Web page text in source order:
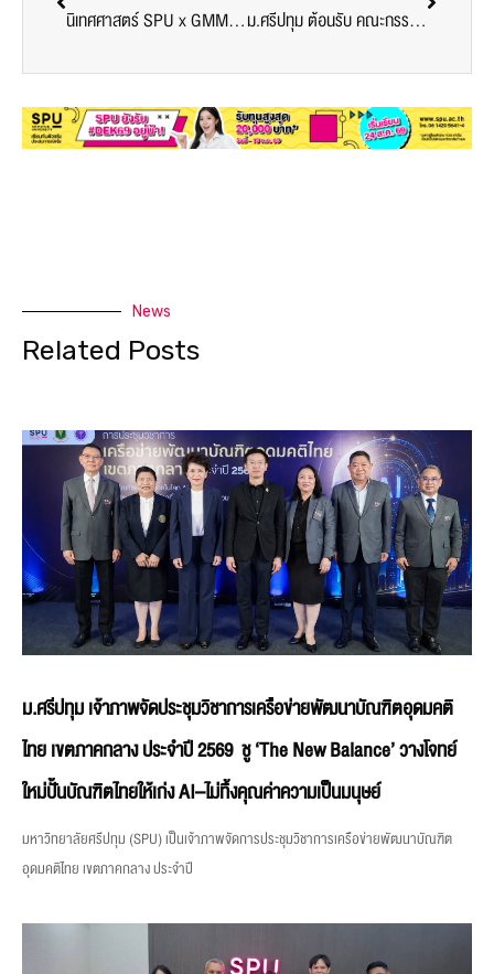
นิเทศศาสตร์ SPU x GMM GRAMMY จัด Master Class สุด Exclusive ให้ความรู้แบบจัดเต็ม
ม.ศรีปทุม ต้อนรับ คณะกรรมการฝ่ายการสังคมสงเคราะห์ มูลนิธิราชประชานุเคราะห์ฯ เยี่ยมเยือนนักศึกษาทุนพระราชทานฯ 2566
News
Related Posts
ม.ศรีปทุม เจ้าภาพจัดประชุมวิชาการเครือข่ายพัฒนาบัณฑิตอุดมคติ
ไทย เขตภาคกลาง ประจำปี 2569 ชู ‘The New Balance’ วางโจทย์
ใหม่ปั้นบัณฑิตไทยให้เก่ง AI–ไม่ทิ้งคุณค่าความเป็นมนุษย์
มหาวิทยาลัยศรีปทุม (SPU) เป็นเจ้าภาพจัดการประชุมวิชาการเครือข่ายพัฒนาบัณฑิต
อุดมคติไทย เขตภาคกลาง ประจำปี